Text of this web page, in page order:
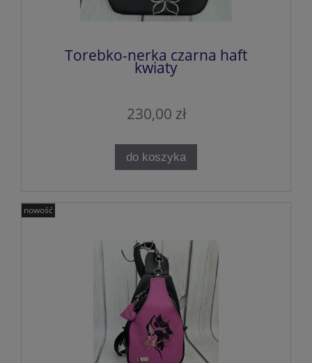
Torebko-nerka czarna haft
kwiaty
230,00 zł
do koszyka
nowość